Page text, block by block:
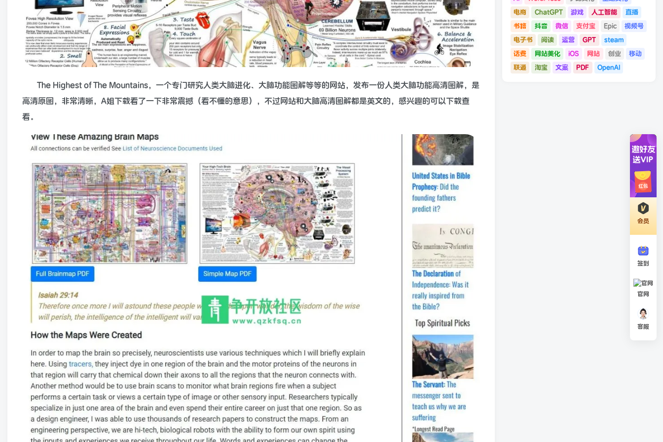
The Highest of The Mountains，一个专门研究人类大脑进化、大脑功能图解等等的网站，发布一份人类大脑功能高清图解，是
高清原图，非常清晰，A姐下载看了一下非常震撼（看不懂的意思），不过网站和大脑高清图解都是英文的，感兴趣的可以下载查
看。
电商
ChatGPT 游戏 人工智能
直播
书籍
抖音 微信 支付宝 Epic
视频号
电子书
阅读 运营 GPT
steam
话费
网站美化 iOS 网站 创业
移动
联通
淘宝 文案 PDF OpenAI
会员
签到
官网
客服